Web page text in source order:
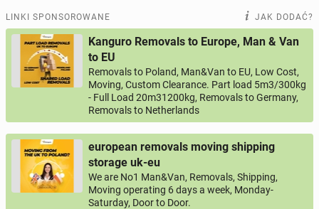
LINKI SPONSOROWANE JAK DODAĆ?
Kanguro Removals to Europe, Man & Van
to EU
Removals to Poland, Man&Van to EU, Low Cost,
Moving, Custom Clearance. Part load 5m3/300kg
- Full Load 20m31200kg, Removals to Germany,
Removals to Netherlands
european removals moving shipping
storage uk-eu
We are No1 Man&Van, Removals, Shipping,
Moving operating 6 days a week, Monday-
Saturday, Door to Door.